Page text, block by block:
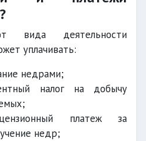
вида деятельности
уплачивать:
недрами;
налог на добычу
платеж за
недр;